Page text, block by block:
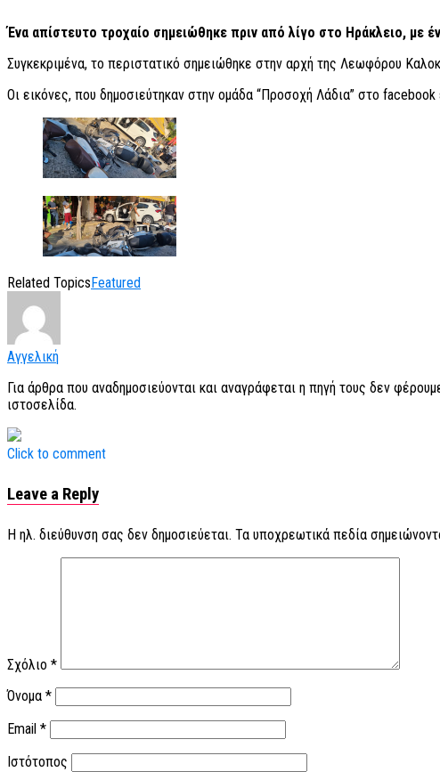
Ένα απίστευτο τροχαίο σημειώθηκε πριν από λίγο στο Ηράκλειο, με
Συγκεκριμένα, το περιστατικό σημειώθηκε στην αρχή της Λεωφόρου
Οι εικόνες, που δημοσιεύτηκαν στην ομάδα “Προσοχή Λάδια” στο facebook
Related Topics Featured
Αγγελική
Για άρθρα που αναδημοσιεύονται και αναγράφεται η πηγή τους δεν
ιστοσελίδα.
Click to comment
Leave a Reply
Η ηλ. διεύθυνση σας δεν δημοσιεύεται. Τα υποχρεωτικά πεδία
Σχόλιο *
Όνομα *
Email *
Ιστότοπος